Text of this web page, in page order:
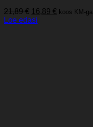
21,89€ Algne
hind
16,89 € Praegune
koos KM-ga
Loe edasi